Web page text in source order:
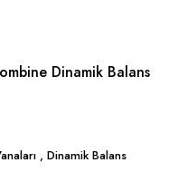
Dinamik Balans
,Dinamik Balans